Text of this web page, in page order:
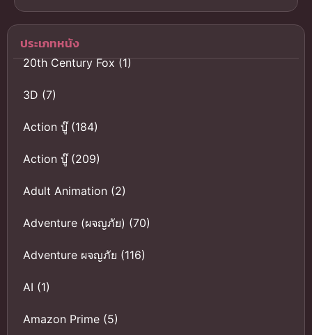
กับซานต้าคลอ
ส
H-Anime ซับ
ประเภทหนัง
20th Century Fox(1)
3D (7)
Action บู๊(184)
Action บู๊(209)
Adult Animation (2)
Adventure (ผจญภัย) (70)
Adventure ผจญภัย (116)
AI (1)
Amazon Prime (5)